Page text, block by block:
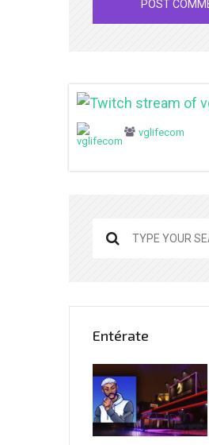
vglifecom
Entérate